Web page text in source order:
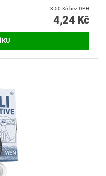
3,50 Kč bez DPH
4,24 Kč